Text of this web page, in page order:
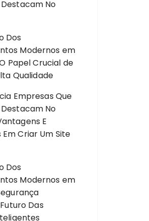
No
Dos
Modernos em
Papel Crucial de
Qualidade
Empresas Que
No
E
Criar Um Site
Dos
Modernos em
Das